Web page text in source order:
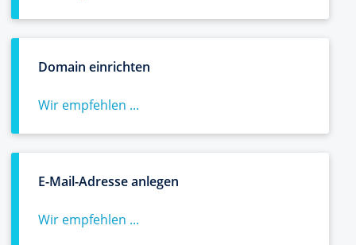
Domain einrichten
Wir empfehlen ...
E-Mail-Adresse anlegen
Wir empfehlen ...